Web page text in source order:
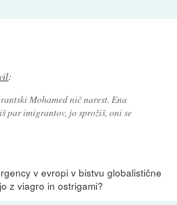
:
Mohamed nič narest. Ena
par imigrantov, jo sprožiš, oni se
v evropi v bistvu globalistične
z viagro in ostrigami?